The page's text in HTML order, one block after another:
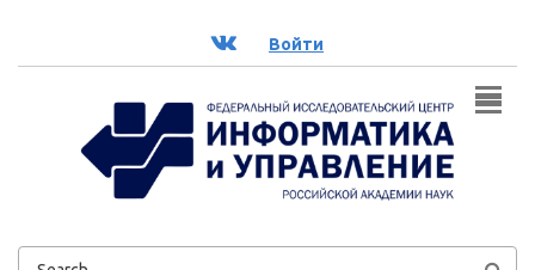
ВК Войти